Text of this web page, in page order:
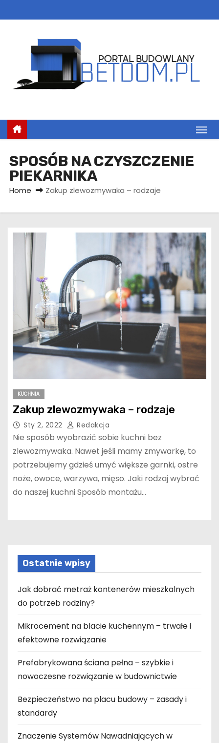
k
e
SPOSÓB NA CZYSZCZENIE
PIEKARNIKA
Home Zakup zlewozmywaka – rodzaje
KUCHNIA
Zakup zlewozmywaka – rodzaje
Sty 2, 2022 Redakcja
Nie sposób wyobrazić sobie kuchni bez
zlewozmywaka. Nawet jeśli mamy zmywarkę, to
potrzebujemy gdzieś umyć większe garnki, ostre
noże, owoce, warzywa, mięso. Jaki rodzaj wybrać
do naszej kuchni Sposób montażu…
Ostatnie wpisy
Jak dobrać metraż kontenerów mieszkalnych
do potrzeb rodziny?
Mikrocement na blacie kuchennym – trwałe i
efektowne rozwiązanie
Prefabrykowana ściana pełna – szybkie i
nowoczesne rozwiązanie w budownictwie
Bezpieczeństwo na placu budowy – zasady i
standardy
Znaczenie Systemów Nawadniających w